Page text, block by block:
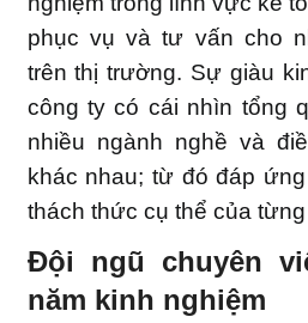
phục vụ và tư vấn cho
trên thị trường. Sự giàu
công ty có cái nhìn tổng
nhiều ngành nghề và
khác nhau; từ đó đáp
thách thức cụ thể của
Đội ngũ chuyên
năm kinh nghiệm